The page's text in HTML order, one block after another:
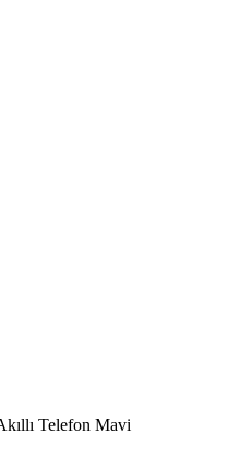
Telefon Mavi